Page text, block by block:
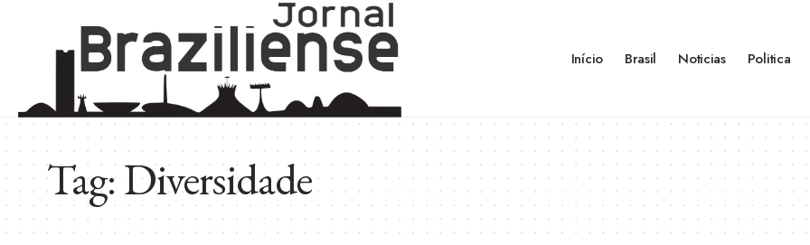
Início Brasil Noticias Politica
Tag:Diversidade